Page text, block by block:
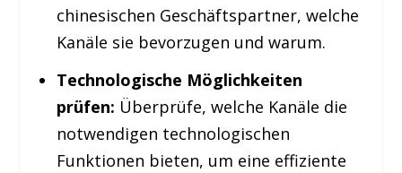
chinesischen Geschäftspartner, welche
Kanäle sie bevorzugen und warum.
Technologische Möglichkeiten
prüfen: Überprüfe, welche Kanäle die
notwendigen technologischen
Funktionen bieten, um eine effiziente